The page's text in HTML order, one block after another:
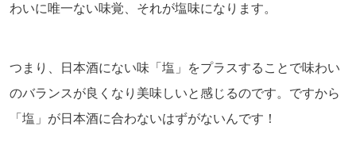
わいに唯一ない味覚、それが塩味になります。
つまり、日本酒にない味「塩」をプラスすることで味わい
のバランスが良くなり美味しいと感じるのです。ですから
「塩」が日本酒に合わないはずがないんです！